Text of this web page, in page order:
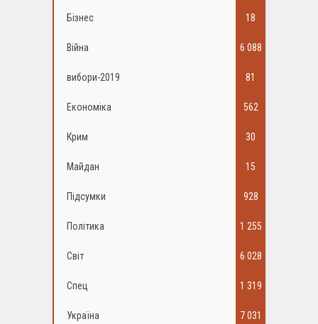
Бізнес 18
Війна 6 088
вибори-2019 81
Економіка 562
Крим 30
Майдан 15
Підсумки 928
Політика 1 255
Світ 6 028
Спец 1 319
Україна 7 031